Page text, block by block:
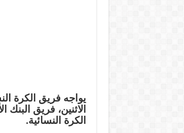
يواجه فريق الكرة
الاثنين، فريق
الكرة النسائية.